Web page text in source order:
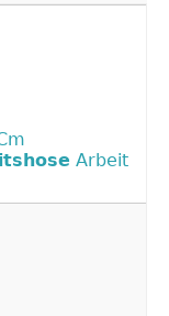
Arbeit